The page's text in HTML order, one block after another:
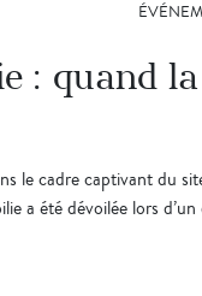
: quand
le cadre captivant du
a été dévoilée lors